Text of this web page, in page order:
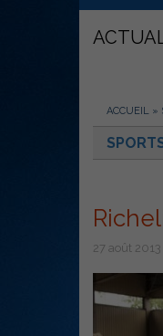
ACCUEIL »
27 août